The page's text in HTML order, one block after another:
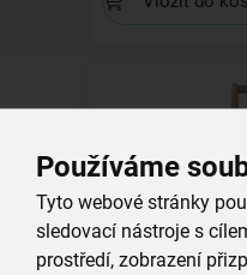
Používáme
Tyto webové stránky
sledovací nástroje s
prostředí, zobrazení
Stojan na